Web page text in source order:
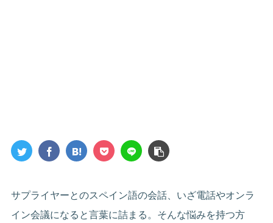
サプライヤーとのスペイン語の会話、いざ電話やオンラ
イン会議になると言葉に詰まる。そんな悩みを持つ方